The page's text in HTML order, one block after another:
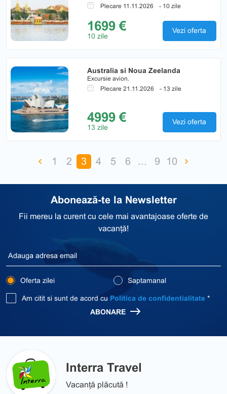
Plecare 11.11.2026
- 10 zile
1699 €
10 zile
Vezi oferta
Australia si Noua Zeelanda
Excursie avion.
Plecare 21.11.2026
- 13 zile
4999 €
13 zile
Vezi oferta
1 2 3 4 5 6 ... 9 10
Abonează-te la Newsletter
Fii mereu la curent cu cele mai avantajoase oferte de
vacanță!
Oferta zilei Saptamanal
Am citit si sunt de acord cu Politica de confidentialitate *
ABONARE
Interra Travel
Vacanță plăcută !